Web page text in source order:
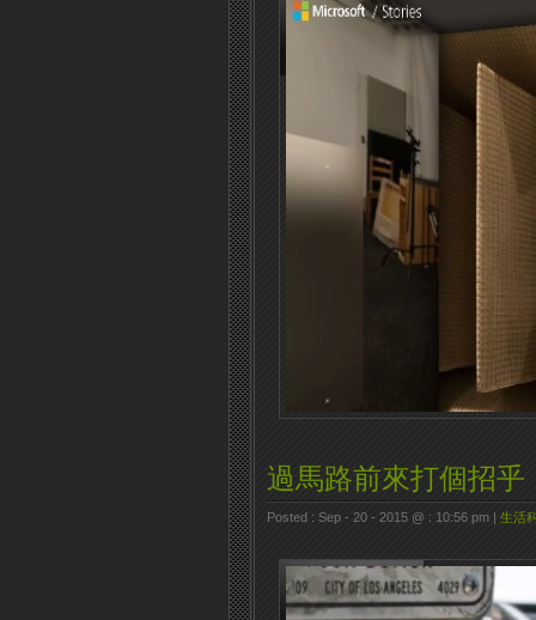
過馬路前來打個招乎
Posted : Sep - 20 - 2015 @ : 10:56 pm | 生活